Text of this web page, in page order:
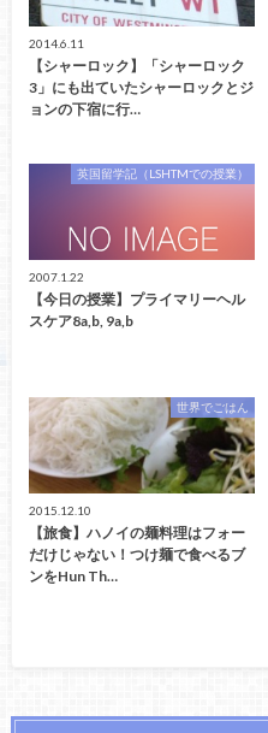
2014.6.11
【シャーロック】「シャーロック
3」にも出ていたシャーロックとジ
ョンの下宿に行…
英国留学記（LSHTMでの授業）
2007.1.22
【今日の授業】プライマリーヘル
スケア8a,b, 9a,b
世界でごはん
2015.12.10
【旅食】ハノイの麺料理はフォー
だけじゃない！つけ麺で食べるブ
ンをHun Th…